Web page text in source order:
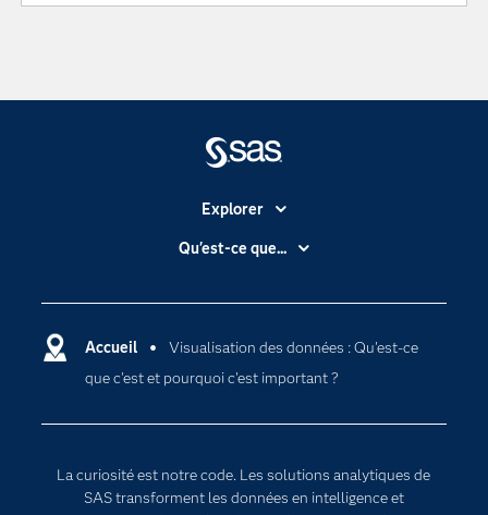
Accueil
Visualisation des données : Qu'est-ce
que c'est et pourquoi c'est important ?
La curiosité est notre code. Les solutions analytiques de
SAS transforment les données en intelligence et
Explorer
Accessibilité
Carrières
Certifications
Communities
Pour les enseignants
Qu'est-ce que...
Intelligence artificielle
Internet des objets
L'analytique